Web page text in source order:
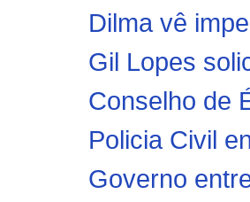
Dilma vê
Gil Lopes
Conselho de
Policia Civil
Governo